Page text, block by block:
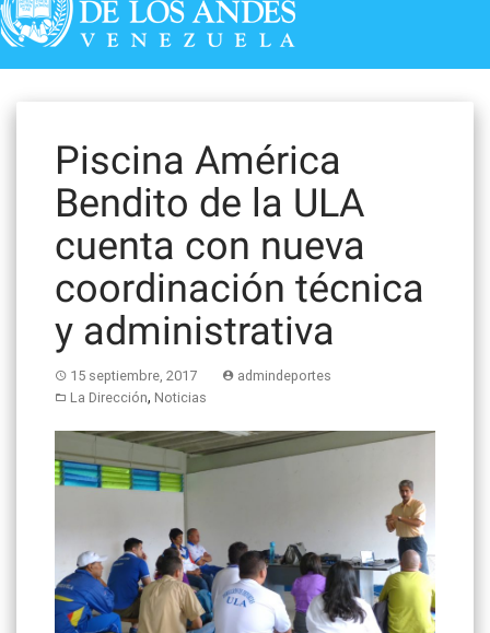
Piscina América
Bendito de la ULA
cuenta con nueva
coordinación técnica
y administrativa
15 septiembre, 2017
admindeportes
La Dirección, Noticias